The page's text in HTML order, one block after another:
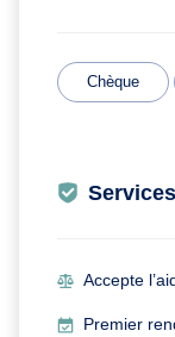
Chèque
Accepte
Premier